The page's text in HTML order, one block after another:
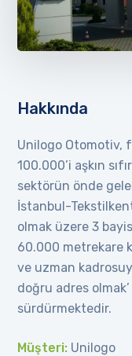
Hakkında
Unilogo Otomotiv,
100.000’i aşkın
sektörün önde
İstanbul-
olmak üzere 3
60.000 metrekare
ve uzman
doğru adres
sürdürmektedir.
Müşteri: Unilogo